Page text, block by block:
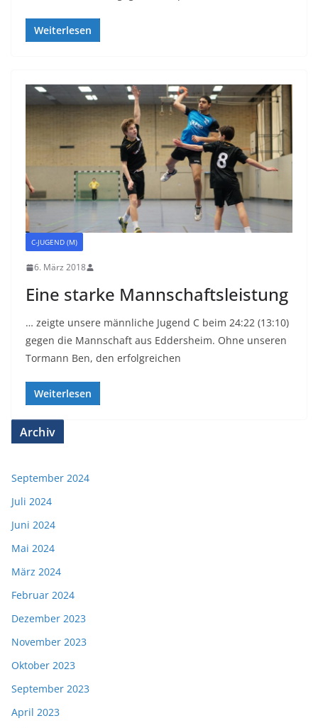
Weiterlesen
C-JUGEND (M)
6. März 2018
Eine starke Mannschaftsleistung
… zeigte unsere männliche Jugend C beim 24:22 (13:10)
gegen die Mannschaft aus Eddersheim. Ohne unseren
Tormann Ben, den erfolgreichen
Weiterlesen
Archiv
September 2024
Juli 2024
Juni 2024
Mai 2024
März 2024
Februar 2024
Dezember 2023
November 2023
Oktober 2023
September 2023
April 2023